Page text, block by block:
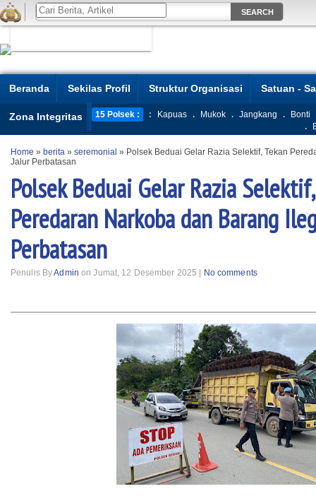
Beranda Sekilas Profil Struktur Organisasi Satuan -
Zona Integritas 15 Polsek : : Kapuas . Mukok . Jangkang .
Bonti
.
Home » berita » seremonial » Polsek Beduai Gelar Razia Selektif, Tekan
Jalur Perbatasan
Polsek Beduai Gelar Razia
Peredaran Narkoba dan Barang
Perbatasan
Penulis ByAdmin on Jumat, 12 Desember 2025 | No comments